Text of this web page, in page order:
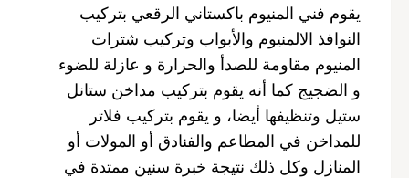
يقوم فني المنيوم باكستاني الرقعي بتركيب
النوافذ الالمنيوم والأبواب وتركيب شترات
المنيوم مقاومة للصدأ والحرارة و عازلة للضوء
و الضجيج كما أنه يقوم بتركيب مداخن ستانل
ستيل وتنظيفها أيضا، و يقوم بتركيب فلاتر
للمداخن في المطاعم والفنادق أو المولات أو
المنازل وكل ذلك نتيجة خبرة سنين ممتدة في